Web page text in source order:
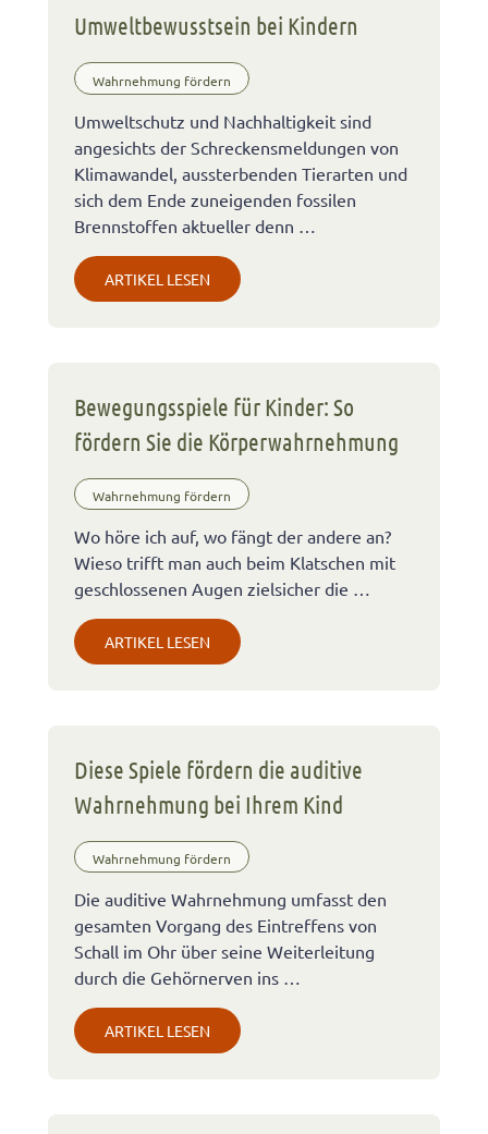
Umweltbewusstsein bei Kindern
Wahrnehmung fördern
Umweltschutz und Nachhaltigkeit sind
angesichts der Schreckensmeldungen von
Klimawandel, aussterbenden Tierarten und
sich dem Ende zuneigenden fossilen
Brennstoffen aktueller denn …
ARTIKEL LESEN
Bewegungsspiele für Kinder: So
fördern Sie die Körperwahrnehmung
Wahrnehmung fördern
Wo höre ich auf, wo fängt der andere an?
Wieso trifft man auch beim Klatschen mit
geschlossenen Augen zielsicher die …
ARTIKEL LESEN
Diese Spiele fördern die auditive
Wahrnehmung bei Ihrem Kind
Wahrnehmung fördern
Die auditive Wahrnehmung umfasst den
gesamten Vorgang des Eintreffens von
Schall im Ohr über seine Weiterleitung
durch die Gehörnerven ins …
ARTIKEL LESEN